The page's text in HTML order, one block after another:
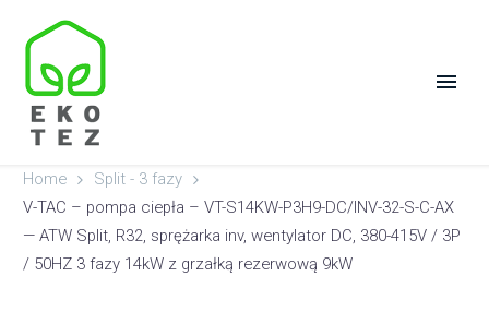
Home
Split - 3 fazy
V-TAC – pompa ciepła – VT-S14KW-P3H9-DC/INV-32-S-C-AX
— ATW Split, R32, sprężarka inv, wentylator DC, 380-415V / 3P
/ 50HZ 3 fazy 14kW z grzałką rezerwową 9kW